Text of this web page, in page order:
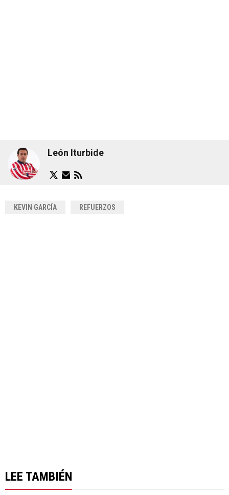
León Iturbide
KEVIN GARCÍA REFUERZOS
LEE TAMBIÉN